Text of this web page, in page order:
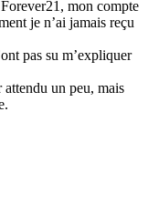
mon compte
je n’ai jamais reçu
pas su m’expliquer
un peu, mais